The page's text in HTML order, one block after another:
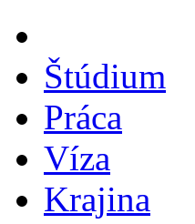
Štúdium
Práca
Víza
Krajina